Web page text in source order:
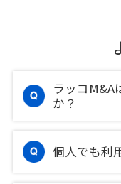
ラッコM&A
か？
個人でも利